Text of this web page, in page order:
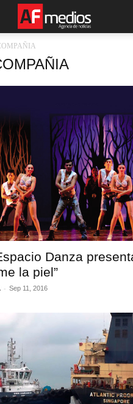
Danza
la piel”
- Sep 11, 2016